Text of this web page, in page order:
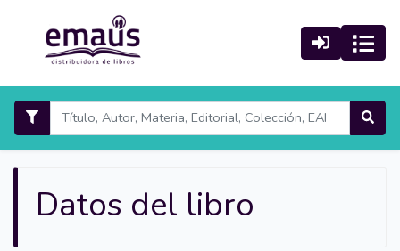
Datos del libro